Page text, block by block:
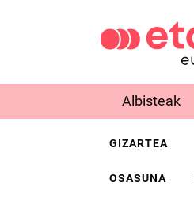
Albisteak
GIZARTEA
OSASUNA